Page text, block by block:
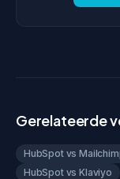
Gerelateerde
HubSpot vs
HubSpot vs Klaviyo